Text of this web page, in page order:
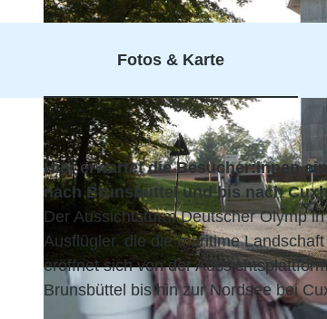
© N.Ruhl, N. Ruhl |
Fotos & Karte
Hier erwartet die Besucher:innen
nach Brunsbüttel und bis nach
Der Aussichtsturm Deutscher Olymp
Ausflügler, die die maritime
eröffnet sich von der
Brunsbüttel bis hin zur Nordsee bei